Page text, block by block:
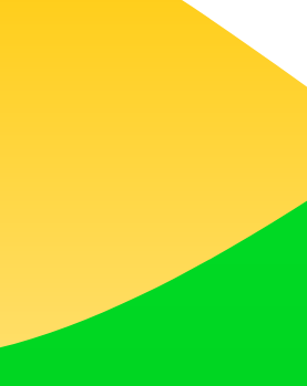
布产品、收获点赞、获得关注，并